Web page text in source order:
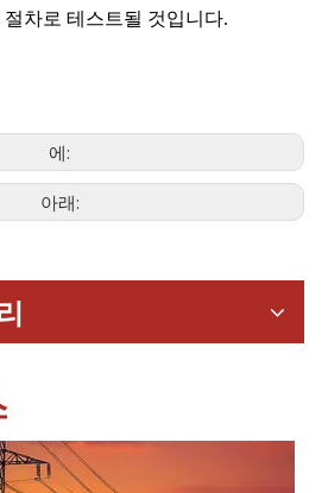
차로 테스트될 것입니다.
에:
아래: